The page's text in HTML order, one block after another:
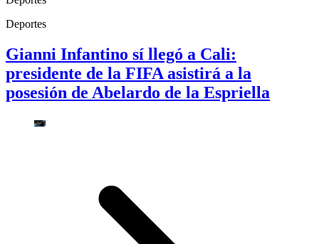
Deportes
Gianni Infantino sí llegó a Cali:
presidente de la FIFA asistirá a la
posesión de Abelardo de la Espriella